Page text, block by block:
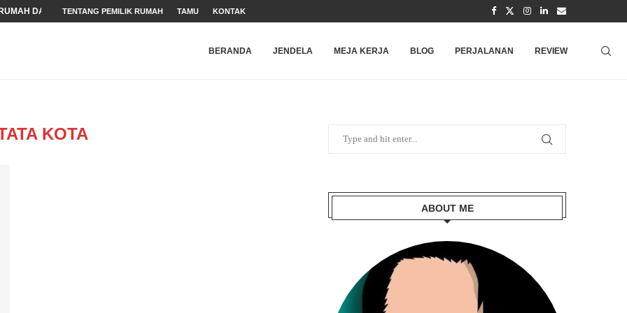
DALAM MASA...
TENTANG PEMILIK RUMAH TAMU KONTAK
BERANDA JENDELA MEJA KERJA BLOG PERJALANAN REVIEW
KOTA
ABOUT ME